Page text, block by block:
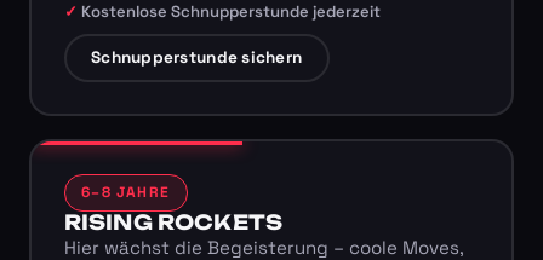
Kostenlose Schnupperstunde jederzeit
Schnupperstunde sichern
6–8 JAHRE
RISING ROCKETS
Hier wächst die Begeisterung – coole Moves,